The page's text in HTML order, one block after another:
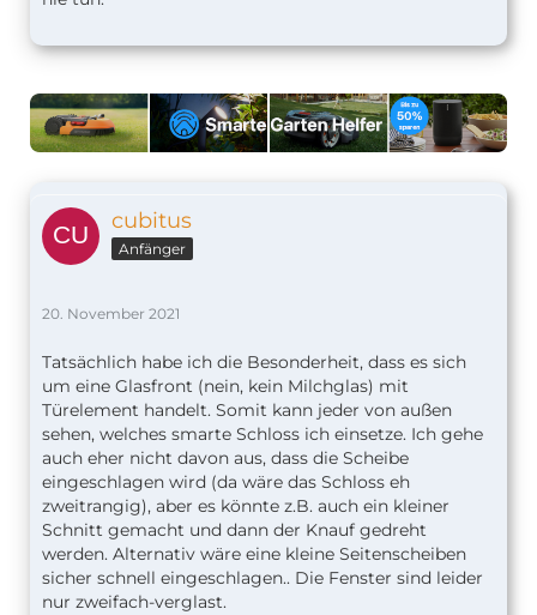
cubitus
Anfänger
20. November 2021
Tatsächlich habe ich die Besonderheit, dass es sich
um eine Glasfront (nein, kein Milchglas) mit
Türelement handelt. Somit kann jeder von außen
sehen, welches smarte Schloss ich einsetze. Ich gehe
auch eher nicht davon aus, dass die Scheibe
eingeschlagen wird (da wäre das Schloss eh
zweitrangig), aber es könnte z.B. auch ein kleiner
Schnitt gemacht und dann der Knauf gedreht
werden. Alternativ wäre eine kleine Seitenscheiben
sicher schnell eingeschlagen.. Die Fenster sind leider
nur zweifach-verglast.